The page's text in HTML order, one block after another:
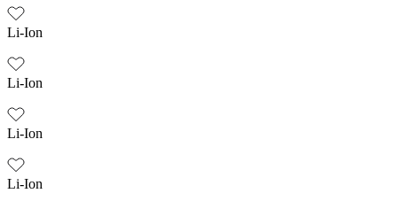
Li-Ion
Li-Ion
Li-Ion
Li-Ion